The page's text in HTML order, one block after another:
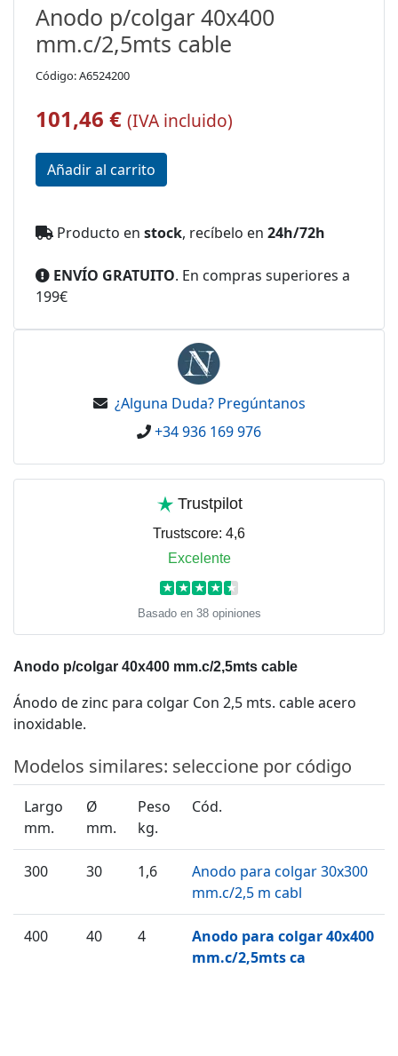
Anodo p/colgar 40x400
mm.c/2,5mts cable
Código: A6524200
101,46 € (IVA incluido)
Producto en stock, recíbelo en 24h/72h
ENVÍO GRATUITO. En compras superiores a
199€
¿Alguna Duda? Pregúntanos
+34 936 169 976
Trustpilot
Trustscore: 4,6
Excelente
★ ★ ★ ★ ★
Basado en 38 opiniones
Anodo p/colgar 40x400 mm.c/2,5mts cable
Ánodo de zinc para colgar Con 2,5 mts. cable acero
inoxidable.
Modelos similares: seleccione por código
Largo
mm.
Ø
mm.
Peso
kg.
Cód.
300 30 1,6
Anodo para colgar 30x300
mm.c/2,5 m cabl
400 40 4
Anodo para colgar 40x400
mm.c/2,5mts ca